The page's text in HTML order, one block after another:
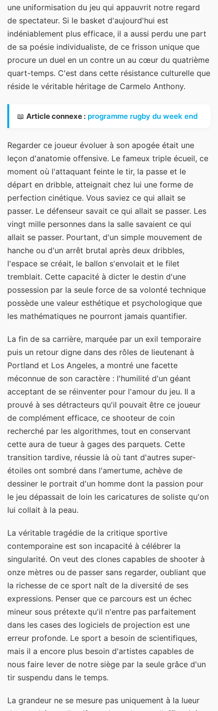
une uniformisation du jeu qui appauvrit notre regard
de spectateur. Si le basket d'aujourd'hui est
indéniablement plus efficace, il a aussi perdu une part
de sa poésie individualiste, de ce frisson unique que
procure un duel en un contre un au cœur du quatrième
quart-temps. C'est dans cette résistance culturelle que
réside le véritable héritage de Carmelo Anthony.
📖 Article connexe : programme rugby du week end
Regarder ce joueur évoluer à son apogée était une
leçon d'anatomie offensive. Le fameux triple écueil, ce
moment où l'attaquant feinte le tir, la passe et le
départ en dribble, atteignait chez lui une forme de
perfection cinétique. Vous saviez ce qui allait se
passer. Le défenseur savait ce qui allait se passer. Les
vingt mille personnes dans la salle savaient ce qui
allait se passer. Pourtant, d'un simple mouvement de
hanche ou d'un arrêt brutal après deux dribbles,
l'espace se créait, le ballon s'envolait et le filet
tremblait. Cette capacité à dicter le destin d'une
possession par la seule force de sa volonté technique
possède une valeur esthétique et psychologique que
les mathématiques ne pourront jamais quantifier.
La fin de sa carrière, marquée par un exil temporaire
puis un retour digne dans des rôles de lieutenant à
Portland et Los Angeles, a montré une facette
méconnue de son caractère : l'humilité d'un géant
acceptant de se réinventer pour l'amour du jeu. Il a
prouvé à ses détracteurs qu'il pouvait être ce joueur
de complément efficace, ce shooteur de coin
recherché par les algorithmes, tout en conservant
cette aura de tueur à gages des parquets. Cette
transition tardive, réussie là où tant d'autres super-
étoiles ont sombré dans l'amertume, achève de
dessiner le portrait d'un homme dont la passion pour
le jeu dépassait de loin les caricatures de soliste qu'on
lui collait à la peau.
La véritable tragédie de la critique sportive
contemporaine est son incapacité à célébrer la
singularité. On veut des clones capables de shooter à
onze mètres ou de passer sans regarder, oubliant que
la richesse de ce sport naît de la diversité de ses
expressions. Penser que ce parcours est un échec
mineur sous prétexte qu'il n'entre pas parfaitement
dans les cases des logiciels de projection est une
erreur profonde. Le sport a besoin de scientifiques,
mais il a encore plus besoin d'artistes capables de
nous faire lever de notre siège par la seule grâce d'un
tir suspendu dans le temps.
La grandeur ne se mesure pas uniquement à la lueur